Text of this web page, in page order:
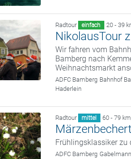
Radtour einfach 20 - 39
NikolausTour
Wir fahren vom
Bamberg nach
Weihnachtsmarkt
ADFC Bamberg Bahnhof
Haderlein
Radtour mittel 60 - 79 km
Frühlingsklassiker zu
ADFC Bamberg